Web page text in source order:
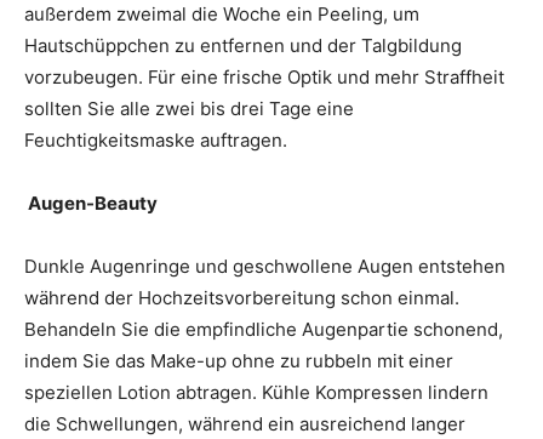
außerdem zweimal die Woche ein Peeling, um
Hautschüppchen zu entfernen und der Talgbildung
vorzubeugen. Für eine frische Optik und mehr Straffheit
sollten Sie alle zwei bis drei Tage eine
Feuchtigkeitsmaske auftragen.
Augen-Beauty
Dunkle Augenringe und geschwollene Augen entstehen
während der Hochzeitsvorbereitung schon einmal.
Behandeln Sie die empfindliche Augenpartie schonend,
indem Sie das Make-up ohne zu rubbeln mit einer
speziellen Lotion abtragen. Kühle Kompressen lindern
die Schwellungen, während ein ausreichend langer